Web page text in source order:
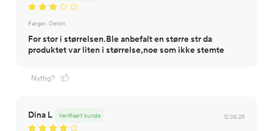
Farge: Denim
For stor i størrelsen.Ble anbefalt en større str da
produktet var liten i størrelse,noe som ikke stemte
Nyttig?
Dina L 12.06.26
Verifisert kunde